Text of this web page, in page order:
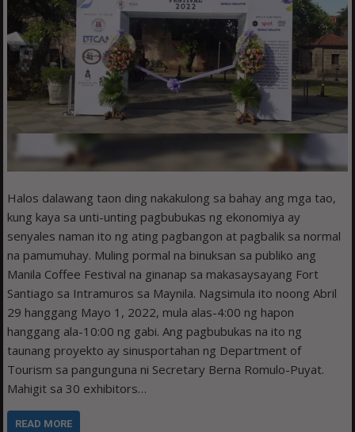
Halos dalawang taon ding nakakulong sa bahay ang mga tao,
kung kaya sa unti-unting pagbubukas ng ekonomiya ay
senyales naman ito ng ating pagbangon at pagbalik sa normal
na pamumuhay. Muling pormal na binuksan sa publiko ang
Manila Coffee Festival na ginanap sa makasaysayang Fort
Santiago sa Intramuros sa Maynila. Nagsimula ito noong Abril
29 hanggang Mayo 1, 2022, mula alas-4:00 ng hapon
hanggang ala-10:00 ng gabi. Ang pagbubukas na ito ng
taunang proyekto ay sinusportahan ng Department of
Tourism sa pangunguna ni Secretary Berna Romulo-Puyat.
Mahigit sa 30 exhibitors…
READ MORE